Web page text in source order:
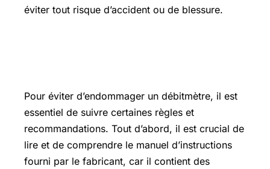
éviter tout risque d’accident ou de blessure.
Pour éviter d’endommager un débitmètre, il est
essentiel de suivre certaines règles et
recommandations. Tout d’abord, il est crucial de
lire et de comprendre le manuel d’instructions
fourni par le fabricant, car il contient des